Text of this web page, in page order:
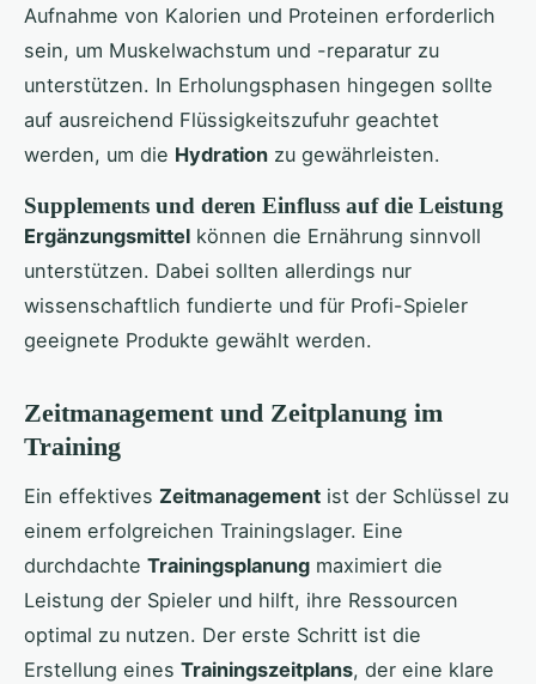
Aufnahme von Kalorien und Proteinen erforderlich
sein, um Muskelwachstum und -reparatur zu
unterstützen. In Erholungsphasen hingegen sollte
auf ausreichend Flüssigkeitszufuhr geachtet
werden, um die Hydration zu gewährleisten.
Supplements und deren Einfluss auf die Leistung
Ergänzungsmittel können die Ernährung sinnvoll
unterstützen. Dabei sollten allerdings nur
wissenschaftlich fundierte und für Profi-Spieler
geeignete Produkte gewählt werden.
Zeitmanagement und Zeitplanung im
Training
Ein effektives Zeitmanagement ist der Schlüssel zu
einem erfolgreichen Trainingslager. Eine
durchdachte Trainingsplanung maximiert die
Leistung der Spieler und hilft, ihre Ressourcen
optimal zu nutzen. Der erste Schritt ist die
Erstellung eines Trainingszeitplans, der eine klare